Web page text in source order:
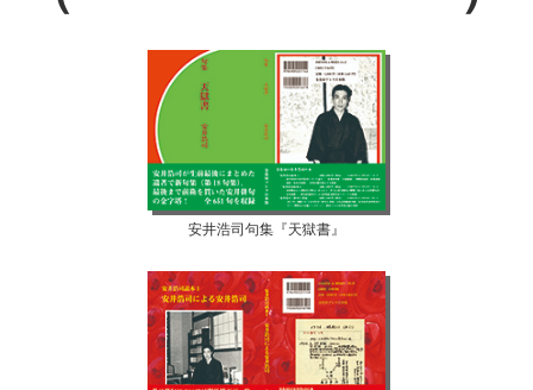
安井浩司句集『天獄書』